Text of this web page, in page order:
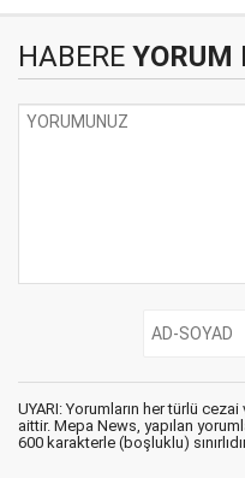
HABERE YORUM
UYARI: Yorumların her türlü
aittir. Mepa News, yapılan
600 karakterle (boşluklu)